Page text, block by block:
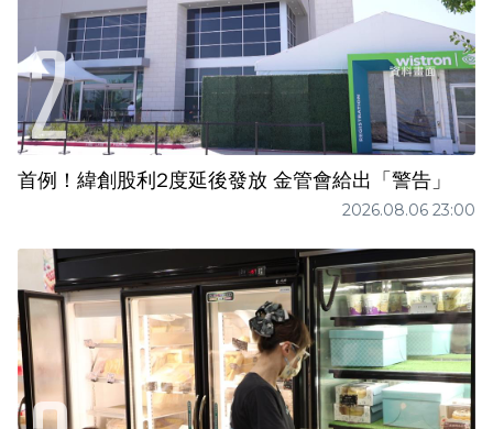
首例！緯創股利2度延後發放 金管會給出「警告」
2026.08.06 23:00